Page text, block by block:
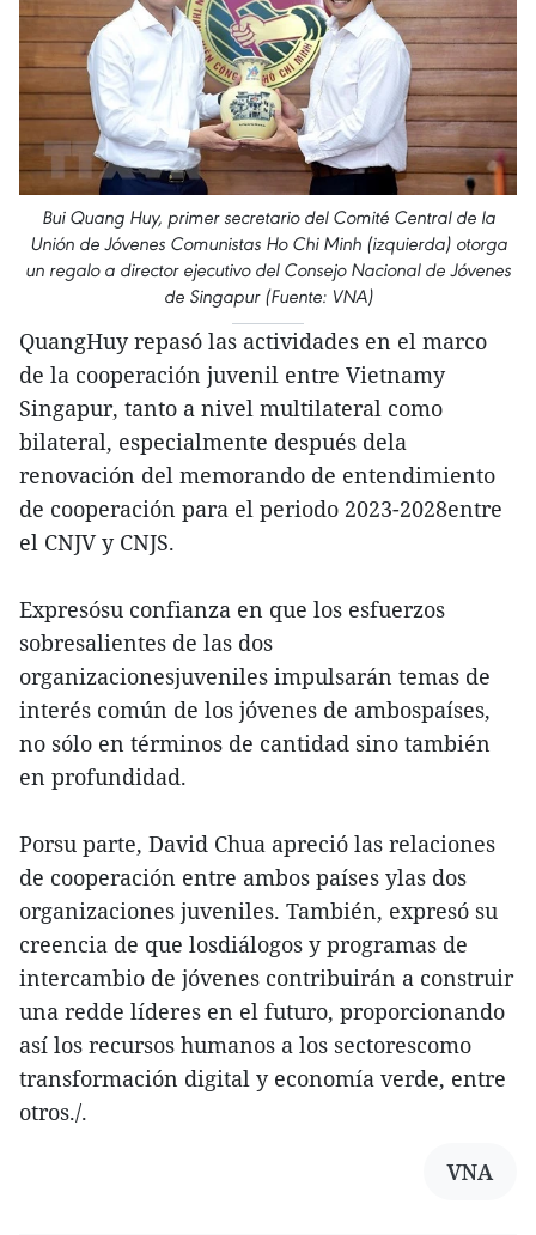
Bui Quang Huy, primer secretario del Comité Central de la
Unión de Jóvenes Comunistas Ho Chi Minh (izquierda) otorga
un regalo a director ejecutivo del Consejo Nacional de Jóvenes
de Singapur (Fuente: VNA)
QuangHuy repasó las actividades en el marco
de la cooperación juvenil entre Vietnamy
Singapur, tanto a nivel multilateral como
bilateral, especialmente después dela
renovación del memorando de entendimiento
de cooperación para el periodo 2023-2028entre
el CNJV y CNJS.
Expresósu confianza en que los esfuerzos
sobresalientes de las dos
organizacionesjuveniles impulsarán temas de
interés común de los jóvenes de ambospaíses,
no sólo en términos de cantidad sino también
en profundidad.
Porsu parte, David Chua apreció las relaciones
de cooperación entre ambos países ylas dos
organizaciones juveniles. También, expresó su
creencia de que losdiálogos y programas de
intercambio de jóvenes contribuirán a construir
una redde líderes en el futuro, proporcionando
así los recursos humanos a los sectorescomo
transformación digital y economía verde, entre
otros./.
VNA